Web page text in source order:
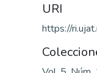
URI
https://